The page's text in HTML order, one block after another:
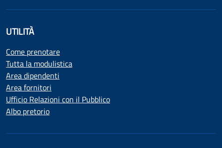
UTILITÀ
Come prenotare
Tutta la modulistica
Area dipendenti
Area fornitori
Ufficio Relazioni con il Pubblico
Albo pretorio